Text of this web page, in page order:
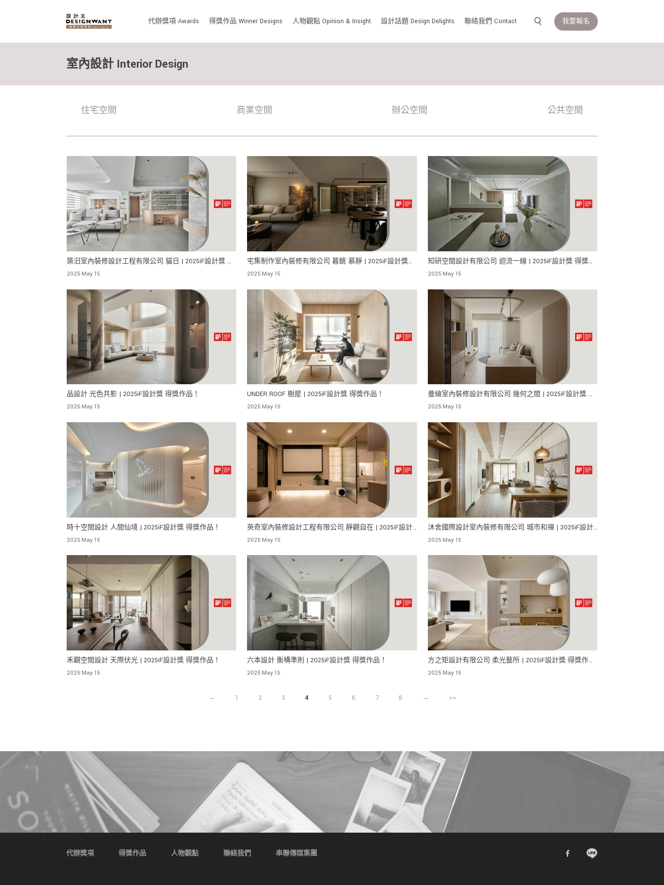
代辦獎項 Awards 得獎作品 Winner Designs 人物觀點 Opinion & Insight 設計話題 Design Delights 聯絡我們 Contact 我要報名
室內設計 Interior Design
住宅空間 商業空間 辦公空間 公共空間
築汨室內裝修設計工程有限公司 貓日 | 2025iF設計獎 得
獎作品！
2025 May 15
宅集制作室內裝修有限公司 暮鏡˙慕靜 | 2025iF設計獎
得獎作品！
2025 May 15
知研空間設計有限公司 迴流一線 | 2025iF設計獎 得獎作
品！
2025 May 15
品設計 光色共影 | 2025iF設計獎 得獎作品！
2025 May 15
UNDER ROOF 樹屋 | 2025iF設計獎 得獎作品！
2025 May 15
曼綸室內裝修設計有限公司 幾何之間 | 2025iF設計獎 得
獎作品！
2025 May 15
時十空間設計 人間仙境 | 2025iF設計獎 得獎作品！
2025 May 15
英奇室內裝修設計工程有限公司 靜觀自在 | 2025iF設計
獎 得獎作品！
2025 May 15
沐舍國際設計室內裝修有限公司 城市和禪 | 2025iF設計
獎 得獎作品！
2025 May 15
禾觀空間設計 天際伏光 | 2025iF設計獎 得獎作品！
2025 May 15
六本設計 衡構準則 | 2025iF設計獎 得獎作品！
2025 May 15
方之矩設計有限公司 柔光藝所 | 2025iF設計獎 得獎作
品！
2025 May 15
← 1 2 3 4 5 6 7 8 → >>
代辦獎項 得獎作品 人物觀點 聯絡我們 串聯傳媒集團